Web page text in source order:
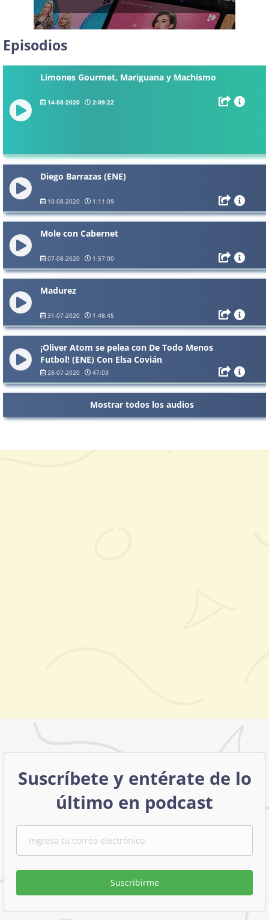
Episodios
Limones Gourmet, Mariguana y Machismo
14-08-2020 2:09:22
Diego Barrazas (ENE)
10-08-2020 1:11:09
Mole con Cabernet
07-08-2020 1:57:00
Madurez
31-07-2020 1:48:45
¡Oliver Atom se pelea con De Todo Menos
Futbol! (ENE) Con Elsa Covián
28-07-2020 47:03
Mostrar todos los audios
Suscríbete y entérate de lo
último en podcast
Suscribirme